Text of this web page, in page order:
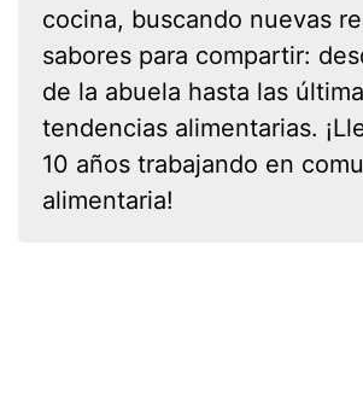
cocina, buscando nuevas
sabores para compartir:
de la abuela hasta las
tendencias alimentarias.
10 años trabajando en
alimentaria!